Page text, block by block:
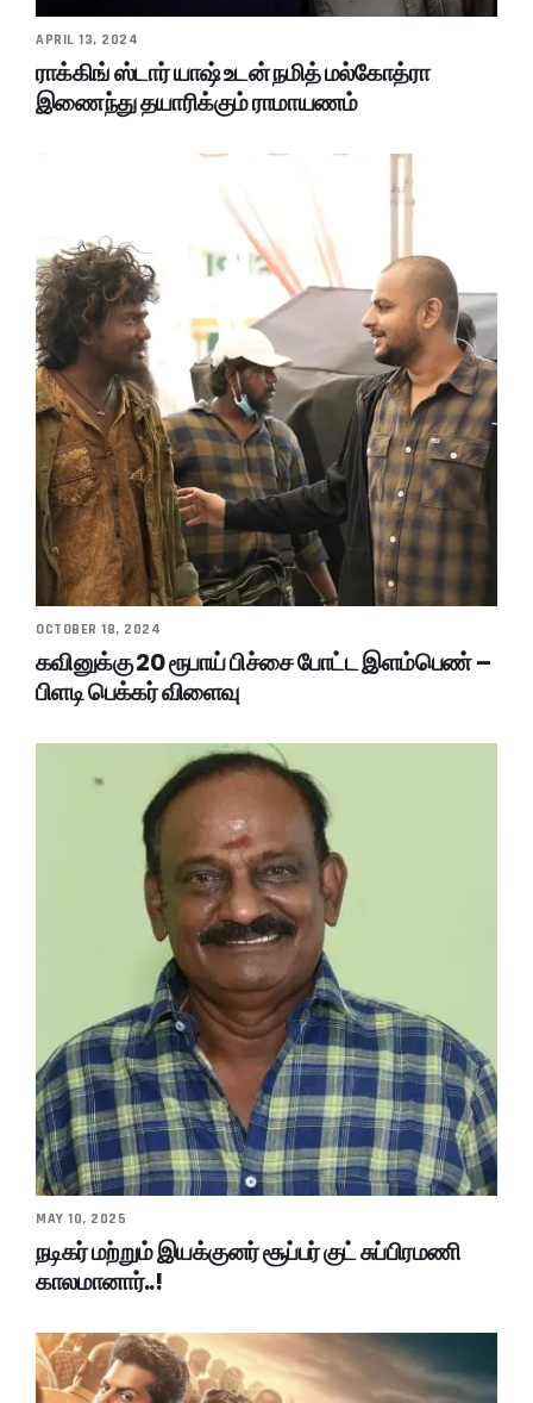
APRIL 13, 2024
ராக்கிங் ஸ்டார் யாஷ் உடன் நமித் மல்கோத்ரா
இணைந்து தயாரிக்கும் ராமாயணம்
OCTOBER 18, 2024
கவினுக்கு 20 ரூபாய் பிச்சை போட்ட இளம்பெண் –
பிளடி பெக்கர் விளைவு
MAY 10, 2025
நடிகர் மற்றும் இயக்குனர் சூப்பர் குட் சுப்பிரமணி
காலமானார்..!